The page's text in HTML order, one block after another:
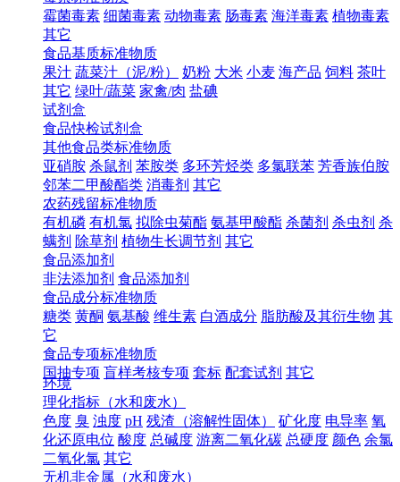
霉菌毒素 细菌毒素 动物毒素 肠毒素 海洋毒素 植物毒素
其它
食品基质标准物质
果汁 蔬菜汁（泥/粉） 奶粉 大米 小麦 海产品 饲料 茶叶
其它 绿叶/蔬菜 家禽/肉 盐碘
试剂盒
食品快检试剂盒
其他食品类标准物质
亚硝胺 杀鼠剂 苯胺类 多环芳烃类 多氯联苯 芳香族伯胺
邻苯二甲酸酯类 消毒剂 其它
农药残留标准物质
有机磷 有机氯 拟除虫菊酯 氨基甲酸酯 杀菌剂 杀虫剂 杀
螨剂 除草剂 植物生长调节剂 其它
食品添加剂
非法添加剂 食品添加剂
食品成分标准物质
糖类 黄酮 氨基酸 维生素 白酒成分 脂肪酸及其衍生物 其
它
食品专项标准物质
国抽专项 盲样考核专项 套标 配套试剂 其它
环境
理化指标（水和废水）
色度 臭 浊度 pH 残渣（溶解性固体） 矿化度 电导率 氧
化还原电位 酸度 总碱度 游离二氧化碳 总硬度 颜色 余氯
二氧化氯 其它
无机非金属（水和废水）